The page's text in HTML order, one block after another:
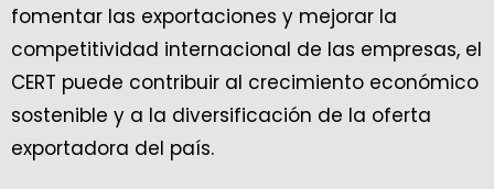
fomentar las exportaciones y mejorar la
competitividad internacional de las empresas, el
CERT puede contribuir al crecimiento económico
sostenible y a la diversificación de la oferta
exportadora del país.